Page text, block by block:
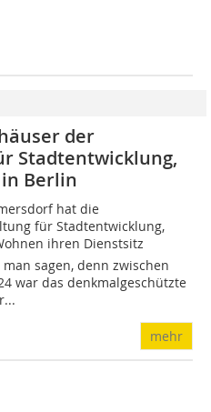
der
Stadtentwicklung,
Berlin
hat die
für Stadtentwicklung,
ihren Dienstsitz 
sagen, denn zwischen
war das denkmalgeschützte
mehr